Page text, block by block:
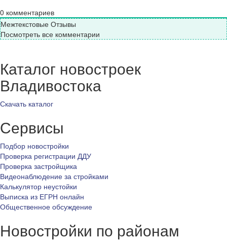
0 комментариев
Межтекстовые Отзывы
Посмотреть все комментарии
Каталог новостроек
Владивостока
Скачать каталог
Сервисы
Подбор новостройки
Проверка регистрации ДДУ
Проверка застройщика
Видеонаблюдение за стройками
Калькулятор неустойки
Выписка из ЕГРН онлайн
Общественное обсуждение
Новостройки по районам